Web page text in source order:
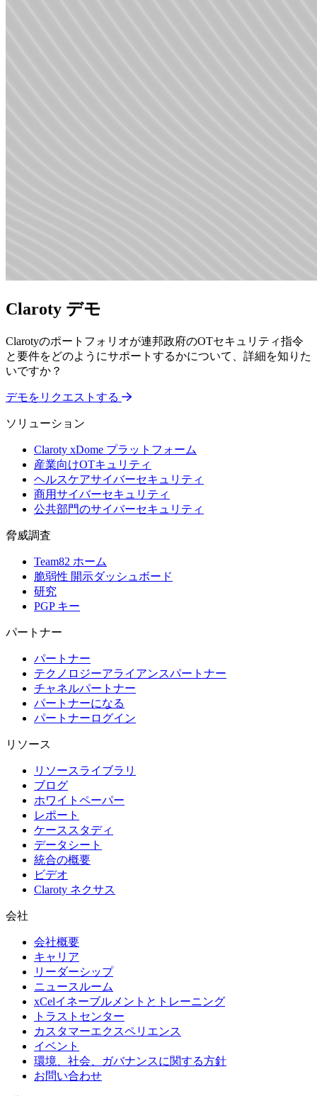
Claroty デモ
Clarotyのポートフォリオが連邦政府のOTセキュリティ指令
と要件をどのようにサポートするかについて、詳細を知りた
いですか？
デモをリクエストする
ソリューション
Claroty xDome プラットフォーム
産業向けOTキュリティ
ヘルスケアサイバーセキュリティ
商用サイバーセキュリティ
公共部門のサイバーセキュリティ
脅威調査
Team82 ホーム
脆弱性 開示ダッシュボード
研究
PGP キー
パートナー
パートナー
テクノロジーアライアンスパートナー
チャネルパートナー
パートナーになる
パートナーログイン
リソース
リソースライブラリ
ブログ
ホワイトペーパー
レポート
ケーススタディ
データシート
統合の概要
ビデオ
Claroty ネクサス
会社
会社概要
キャリア
リーダーシップ
ニュースルーム
xCelイネーブルメントとトレーニング
トラストセンター
カスタマーエクスペリエンス
イベント
環境、社会、ガバナンスに関する方針
お問い合わせ